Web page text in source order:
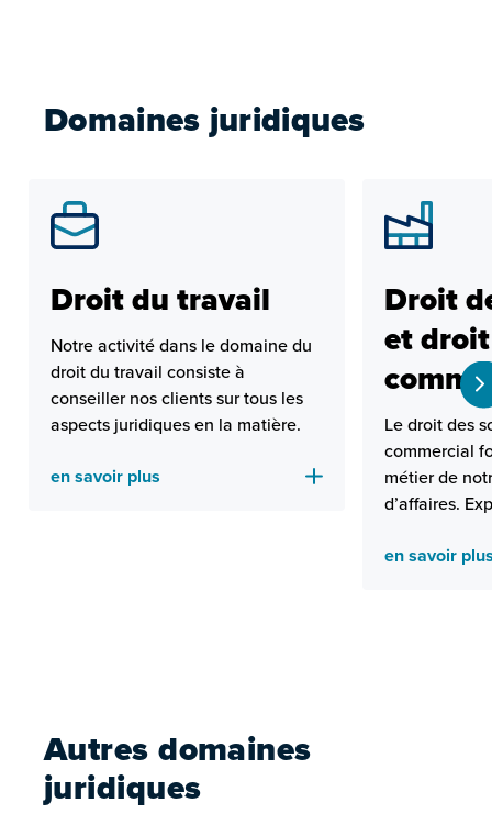
Domaines juridiques
Droit du travail
Notre activité dans le domaine du
droit du travail consiste à
conseiller nos clients sur tous les
aspects juridiques en la matière.
en savoir plus
Droit
et droit
Le droit des
commercial
métier de
d’affaires.
des
en savoir
Autres domaines
juridiques